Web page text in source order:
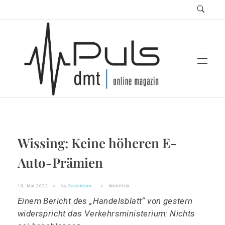
Puls Magazin
Zukunft der Mobilität
Wissing: Keine höheren E-
Auto-Prämien
10. Mai 2022 by Redaktion Mobilität
Einem Bericht des „Handelsblatt“ von gestern
widerspricht das Verkehrsministerium: Nichts